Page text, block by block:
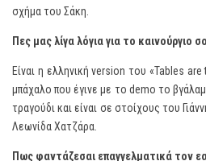
σχήμα του Σάκη.
Πες μας λίγα λόγια για το καινούργιο
Είναι η ελληνική version του «Tables
μπάχαλο που έγινε με το demo το
τραγούδι και είναι σε στοίχους του
Λεωνίδα Χατζάρα.
Πως φαντάζεσαι επαγγελματικά τον